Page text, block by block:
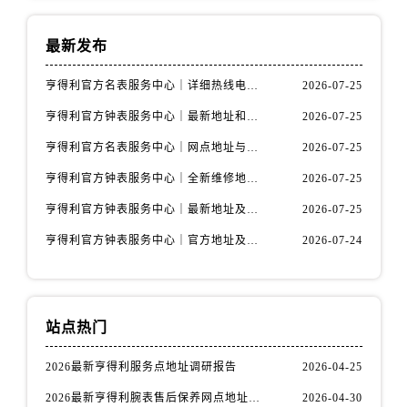
安徽省宿州市埇桥区人民中路售后服务中心（需提前预约）
最新发布
亨得利官方名表服务中心｜详细热线电话及全部网点地址权威信息通知（2026年7月最新） 2026-07-25
亨得利官方钟表服务中心｜最新地址和24小时售后电话权威信息声明（2026年7月最新） 2026-07-25
亨得利官方名表服务中心｜网点地址与售后服务热线权威信息声明（2026年7月更新） 2026-07-25
亨得利官方钟表服务中心｜全新维修地址与售后热线权威信息通告（2026年7月更新） 2026-07-25
亨得利官方钟表服务中心｜最新地址及售后电话权威信息公告（2026年7月最新） 2026-07-25
亨得利官方钟表服务中心｜官方地址及售后热线电话权威信息通告（2026年7月最新） 2026-07-24
站点热门
2026最新亨得利服务点地址调研报告 2026-04-25
2026最新亨得利腕表售后保养网点地址实地探访报告 2026-04-30